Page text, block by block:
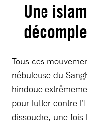
Une
Tous ces
nébuleuse du
hindoue
pour lutter contre
dissoudre, une fois